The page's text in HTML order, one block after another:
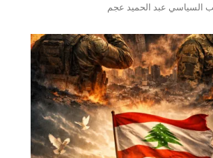
السياسي عبد الحميد عجم